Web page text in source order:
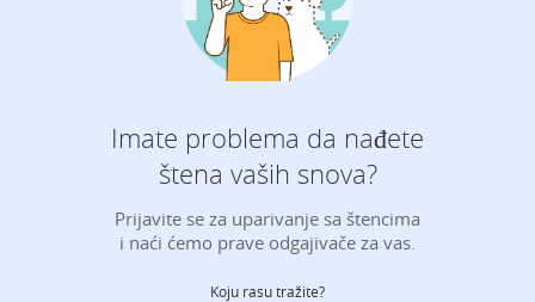
Imate problema da nađete
štena vaših snova?
Prijavite se za uparivanje sa štencima
i naći ćemo prave odgajivače za vas.
Koju rasu tražite?